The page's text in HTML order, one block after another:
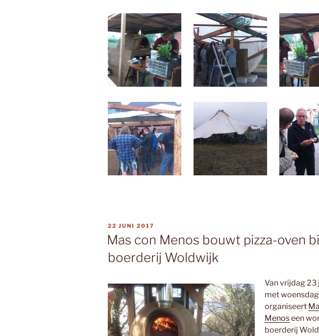
GEPLAATST
22 JUNI 2017
Mas con Menos bouwt pizza-oven
boerderij Woldwijk
Van vrijdag 23
met
organiseert
Menoseen
boerderij